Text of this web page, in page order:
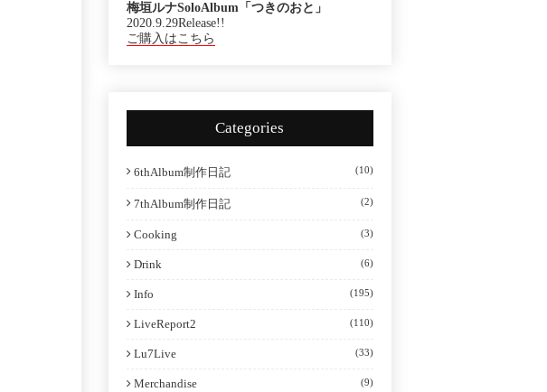
梅垣ルナSoloAlbum「つきのおと」
2020.9.29Release!!
ご購入はこちら
Categories
6thAlbum制作日記 (10)
7thAlbum制作日記 (2)
Cooking (3)
Drink (6)
Info (195)
LiveReport2 (110)
Lu7Live (33)
Merchandise (9)